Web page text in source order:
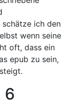
schätze ich den
wenn seine
oft, dass ein
epub zu sein,
6